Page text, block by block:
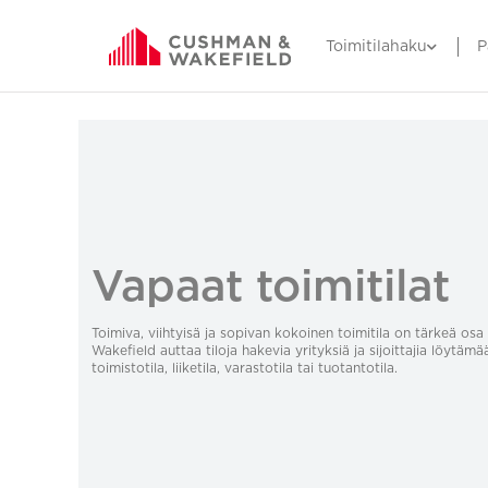
Toimitilahaku
Vapaat toimitilat
Toimiva, viihtyisä ja sopivan kokoinen toimitila on tärkeä osa
Wakefield auttaa tiloja hakevia yrityksiä ja sijoittajia
toimistotila, liiketila, varastotila tai tuotantotila.